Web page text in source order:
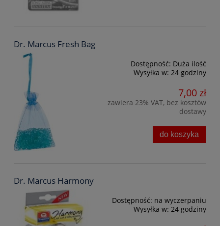
Dr. Marcus Fresh Bag
Dostępność: Duża ilość
Wysyłka w: 24 godziny
7,00 zł
zawiera 23% VAT, bez kosztów
dostawy
do koszyka
Dr. Marcus Harmony
Dostępność: na wyczerpaniu
Wysyłka w: 24 godziny